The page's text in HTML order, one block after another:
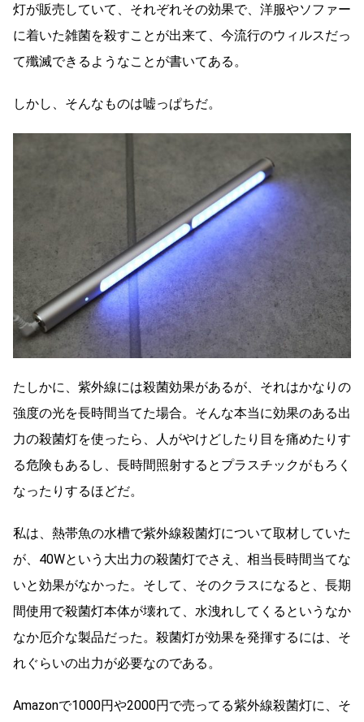
灯が販売していて、それぞれその効果で、洋服やソファー
に着いた雑菌を殺すことが出来て、今流行のウィルスだっ
て殲滅できるようなことが書いてある。
しかし、そんなものは嘘っぱちだ。
たしかに、紫外線には殺菌効果があるが、それはかなりの
強度の光を長時間当てた場合。そんな本当に効果のある出
力の殺菌灯を使ったら、人がやけどしたり目を痛めたりす
る危険もあるし、長時間照射するとプラスチックがもろく
なったりするほどだ。
私は、熱帯魚の水槽で紫外線殺菌灯について取材していた
が、40Wという大出力の殺菌灯でさえ、相当長時間当てな
いと効果がなかった。そして、そのクラスになると、長期
間使用で殺菌灯本体が壊れて、水洩れしてくるというなか
なか厄介な製品だった。殺菌灯が効果を発揮するには、そ
れぐらいの出力が必要なのである。
Amazonで1000円や2000円で売ってる紫外線殺菌灯に、そ